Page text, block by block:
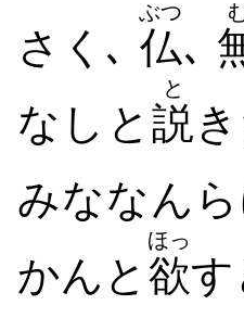
さく､ 仏
ぶつ
､
なしと 説
と
みななん
かんと 欲
ほっ
す